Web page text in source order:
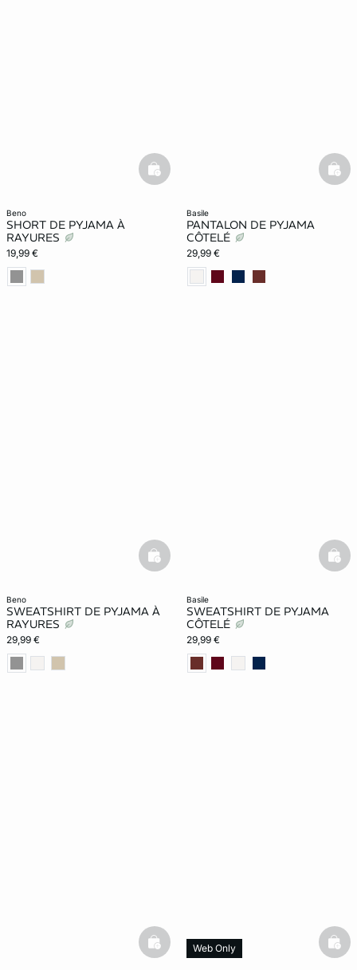
beno
SHORT DE PYJAMA À
RAYURES
19,99 €
basketfull
basile
PANTALON DE PYJAMA
CÔTELÉ
29,99 €
beno
SWEATSHIRT DE PYJAMA À
RAYURES
29,99 €
basketfull
basile
SWEATSHIRT DE PYJAMA
CÔTELÉ
29,99 €
basketfullWeb Only